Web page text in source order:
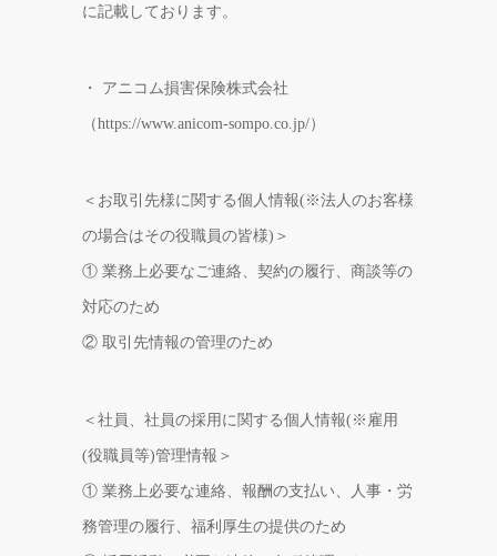
に記載しております。
・ アニコム損害保険株式会社
（https://www.anicom-sompo.co.jp/）
＜お取引先様に関する個人情報(※法人のお客様
の場合はその役職員の皆様)＞
① 業務上必要なご連絡、契約の履行、商談等の
対応のため
② 取引先情報の管理のため
＜社員、社員の採用に関する個人情報(※雇用
(役職員等)管理情報＞
① 業務上必要な連絡、報酬の支払い、人事・労
務管理の履行、福利厚生の提供のため